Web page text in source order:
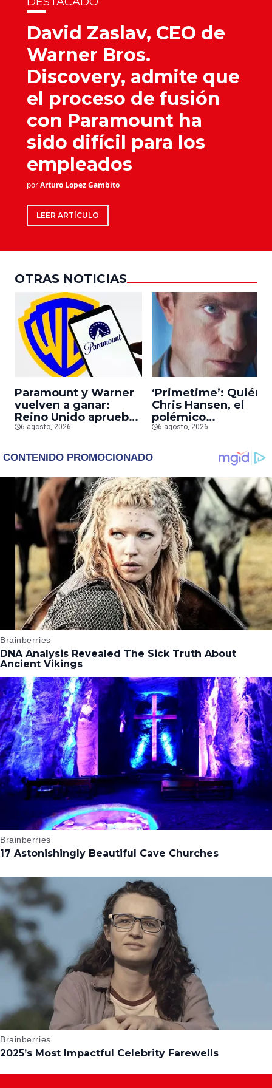
David Zaslav, CEO de
Warner Bros.
Discovery, admite que
el proceso de fusión
con Paramount ha
sido difícil para los
empleados
porArturo Lopez Gambito
LEER ARTÍCULO
OTRAS NOTICIAS
Paramount y Warner
vuelven a ganar:
Reino Unido aprueba
la fusión entre
6 agosto, 2026
‘Primetime’: Quién
Chris Hansen, el
polémico
presentador que
interpreta en su
nueva película
6 agosto, 2026